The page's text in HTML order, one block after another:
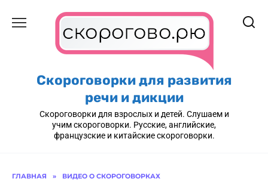
содержанию
Скороговорки для развития
речи и дикции
Скороговорки для взрослых и детей. Слушаем и
учим скороговорки. Русские, английские,
французские и китайские скороговорки.
ГЛАВНАЯ » ВИДЕО О СКОРОГОВОРКАХ